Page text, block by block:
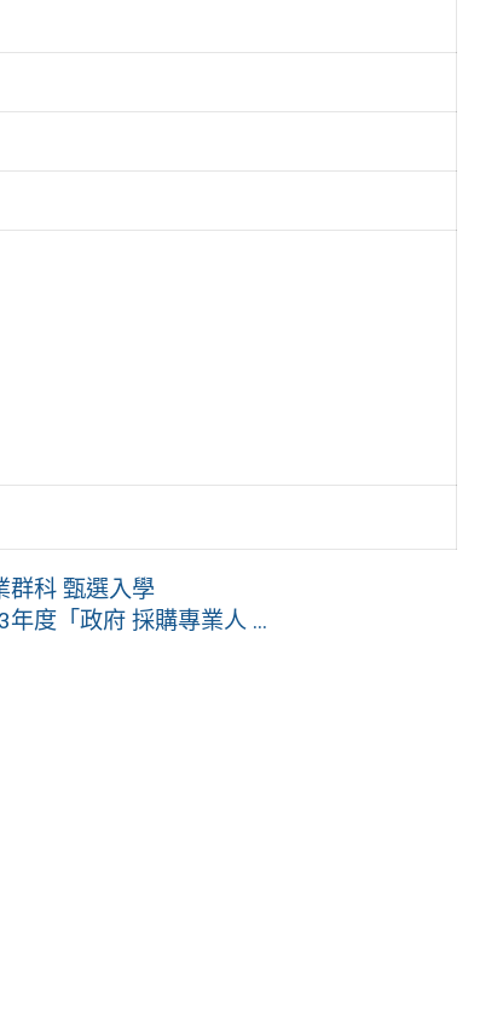
群科 甄選入學
度「政府 採購專業人 ...